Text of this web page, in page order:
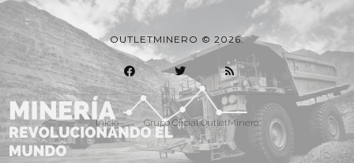
OUTLETMINERO © 2026.
Inicio Grupo Oficial OutletMinero